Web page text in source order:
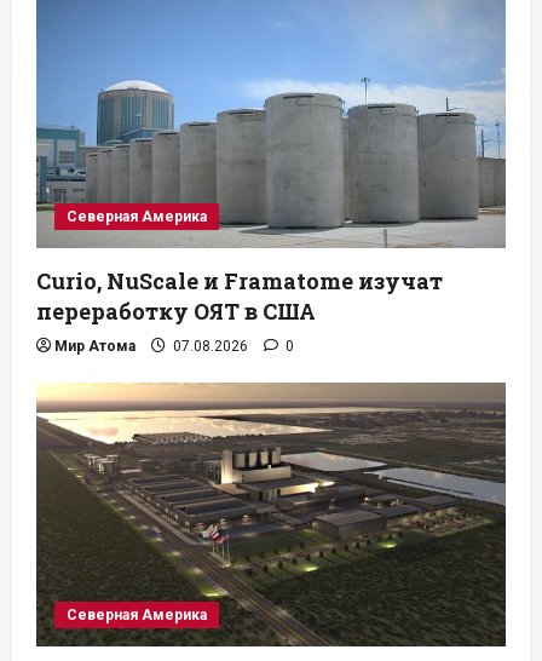
Северная Америка
Curio, NuScale и Framatome изучат
переработку ОЯТ в США
Мир Атома 07.08.2026 0
Северная Америка